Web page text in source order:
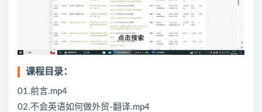
课程目录：
01.前言.mp4
02.不会英语如何做外贸-翻译.mp4